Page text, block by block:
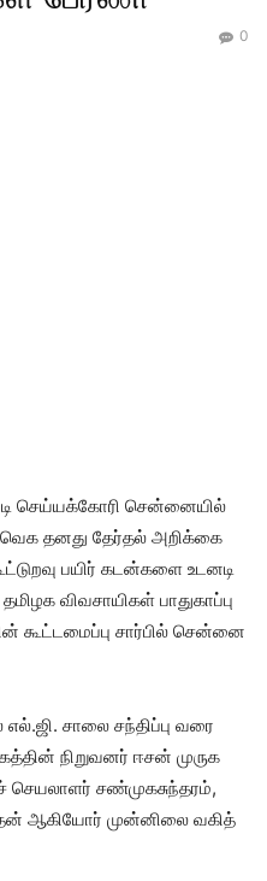
0
செய்​யக்​கோரி சென்​னை​யில்
தனது தேர்​தல் அறிக்​கை​
பயிர் கடன்​களை உடனடி​
விவ​சா​யிகள் பாது​காப்பு
கூட்​டமைப்பு சார்​பில் சென்​னை​
எல்​.ஜி. சாலை சந்​திப்பு வரை
நிறு​வனர் ஈசன் முரு​க​
செய​லா​ளர் சண்​முகசுந்​தரம்,
ஆகியோர் முன்​னிலை வகித்​